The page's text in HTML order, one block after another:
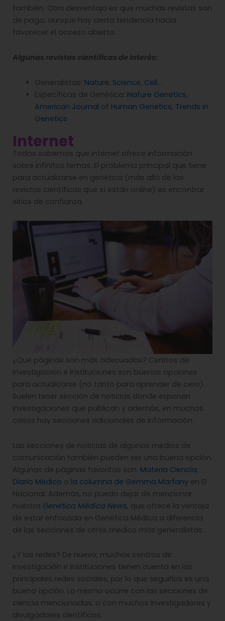
también. Otra desventaja es que muchas revistas son
de pago, aunque hay cierta tendencia hacia
favorecer el acceso abierto.
Algunas revistas científicas de interés:
Generalistas: Nature, Science, Cell…
Específicas de Genética: Nature Genetics,
American Journal of Human Genetics, Trends in
Genetics
Internet
Todos sabemos que internet ofrece información
sobre infinitos temas. El problema principal que tiene
para actualizarse en genética (más allá de las
revistas científicas que sí están online) es encontrar
sitios de confianza.
¿Qué páginas son más adecuadas? Centros de
investigación e instituciones son buenas opciones
para actualizarse (no tanto para aprender de cero).
Suelen tener sección de noticias donde exponen
investigaciones que publican y además, en muchos
casos hay secciones adicionales de información.
Las secciones de noticias de algunos medios de
comunicación también pueden ser una buena opción.
Algunas de páginas favoritas son: Materia Ciencia,
Diario Médico o la columna de Gemma Marfany en El
Nacional. Además, no puedo dejar de mencionar
nuestra Genética Médica News, que ofrece la ventaja
de estar enfocada en Genética Médica a diferencia
de las secciones de otros medios más generalistas.
¿Y las redes? De nuevo, muchos centros de
investigación e instituciones tienen cuenta en las
principales redes sociales, por lo que seguirlos es una
buena opción. Lo mismo ocurre con las secciones de
ciencia mencionadas, o con muchos investigadores y
divulgadores científicos.